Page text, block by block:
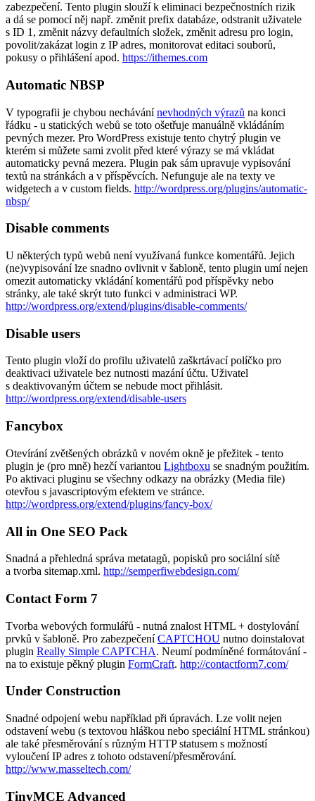
zabezpečení. Tento plugin slouží k eliminaci bezpečnostních rizik
a dá se pomocí něj např. změnit prefix databáze, odstranit uživatele
s ID 1, změnit názvy defaultních složek, změnit adresu pro login,
povolit/zakázat login z IP adres, monitorovat editaci souborů,
pokusy o přihlášení apod. https://ithemes.com
Automatic NBSP
V typografii je chybou nechávánínevhodných výrazů na konci
řádku - u statických webů se toto ošetřuje manuálně vkládáním
pevných mezer. Pro WordPress existuje tento chytrý plugin ve
kterém si můžete sami zvolit před které výrazy se má vkládat
automaticky pevná mezera. Plugin pak sám upravuje vypisování
textů na stránkách a v příspěvcích. Nefunguje ale na texty ve
widgetech a v custom fields. http://wordpress.org/plugins/automatic-
nbsp/
Disable comments
U některých typů webů není využívaná funkce komentářů. Jejich
(ne)vypisování lze snadno ovlivnit v šabloně, tento plugin umí nejen
omezit automaticky vkládání komentářů pod příspěvky nebo
stránky, ale také skrýt tuto funkci v administraci WP.
http://wordpress.org/extend/plugins/disable-comments/
Disable users
Tento plugin vloží do profilu uživatelů zaškrtávací políčko pro
deaktivaci uživatele bez nutnosti mazání účtu. Uživatel
s deaktivovaným účtem se nebude moct přihlásit.
http://wordpress.org/extend/disable-users
Fancybox
Otevírání zvětšených obrázků v novém okně je přežitek - tento
plugin je (pro mně) hezčí variantou Lightboxu se snadným použitím.
Po aktivaci pluginu se všechny odkazy na obrázky (Media file)
otevřou s javascriptovým efektem ve stránce.
http://wordpress.org/extend/plugins/fancy-box/
All in One SEO Pack
Snadná a přehledná správa metatagů, popisků pro sociální sítě
a tvorba sitemap.xml. http://semperfiwebdesign.com/
Contact Form 7
Tvorba webových formulářů - nutná znalost HTML + dostylování
prvků v šabloně. Pro zabezpečeníCAPTCHOU nutno doinstalovat
plugin Really Simple CAPTCHA. Neumí podmíněné formátování -
na to existuje pěkný plugin FormCraft. http://contactform7.com/
Under Construction
Snadné odpojení webu například při úpravách. Lze volit nejen
odstavení webu (s textovou hláškou nebo speciální HTML stránkou)
ale také přesměrování s různým HTTP statusem s možností
vyloučení IP adres z tohoto odstavení/přesměrování.
http://www.masseltech.com/
TinyMCE Advanced